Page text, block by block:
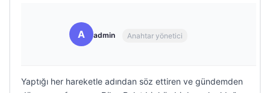
A admin Anahtar yönetici
Yaptığı her hareketle adından söz ettiren ve gündemden